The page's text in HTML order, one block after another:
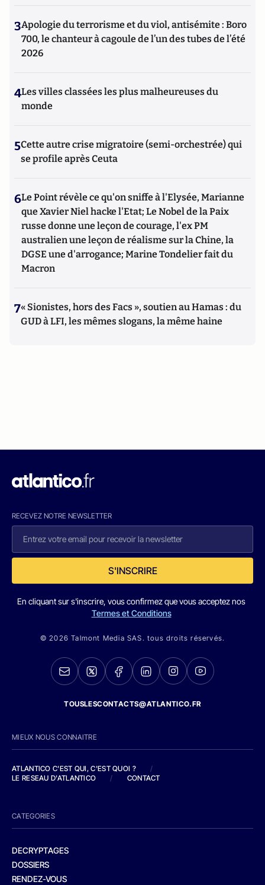
3Apologie du terrorisme et du viol, antisémite : Boro
700, le chanteur à cagoule de l’un des tubes de l’été
2026
4Les villes classées les plus malheureuses du
monde
5Cette autre crise migratoire (semi-orchestrée) qui
se profile après Ceuta
6Le Point révèle ce qu'on sniffe à l'Elysée, Marianne
que Xavier Niel hacke l'Etat; Le Nobel de la Paix
russe donne une leçon de courage, l'ex PM
australien une leçon de réalisme sur la Chine, la
DGSE une d'arrogance; Marine Tondelier fait du
Macron
7« Sionistes, hors des Facs », soutien au Hamas : du
GUD à LFI, les mêmes slogans, la même haine
RECEVEZ NOTRE NEWSLETTER
S'INSCRIRE
En cliquant sur s'inscrire, vous confirmez que vous acceptez nos
Termes et Conditions
© 2026 Talmont Media SAS. tous droits réservés.
TOUSLESCONTACTS@ATLANTICO.FR
MIEUX NOUS CONNAITRE
ATLANTICO C'EST QUI, C'EST QUOI ?
/
LE RESEAU D'ATLANTICO
/ CONTACT
CATEGORIES
DECRYPTAGES
DOSSIERS
RENDEZ-VOUS